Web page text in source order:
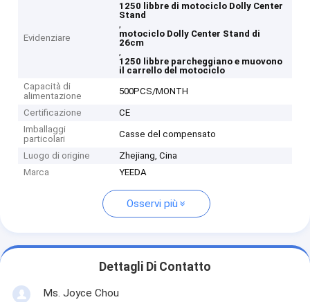
Evidenziare
1250 libbre di motociclo Dolly Center
Stand
,
motociclo Dolly Center Stand di
26cm
,
1250 libbre parcheggiano e muovono
il carrello del motociclo
Capacità di
alimentazione
500PCS/MONTH
Certificazione
CE
Imballaggi
particolari
Casse del compensato
Luogo di origine
Zhejiang, Cina
Marca
YEEDA
Osservi più
Dettagli Di Contatto
Ms. Joyce Chou